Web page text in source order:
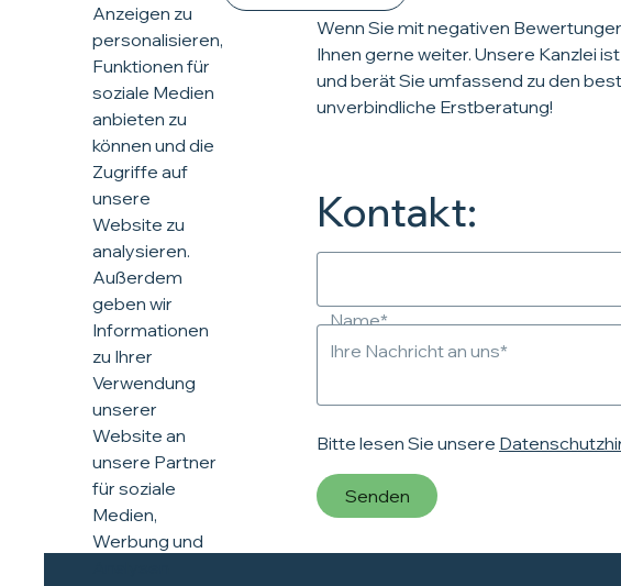
Wenn Sie mit negativen
Ihnen gerne weiter. Unsere Kanzlei
und berät Sie umfassend zu den
unverbindliche Erstberatung!
Kontakt:
Name*
Ihre Nachricht an uns*
Bitte lesen Sie unsere
Senden
Anzeigen zu
personalisieren,
Funktionen für
soziale Medien
anbieten zu
können und die
Zugriffe auf
unsere
Website zu
analysieren.
Außerdem
geben wir
Informationen
zu Ihrer
Verwendung
unserer
Website an
unsere Partner
für soziale
Medien,
Werbung und